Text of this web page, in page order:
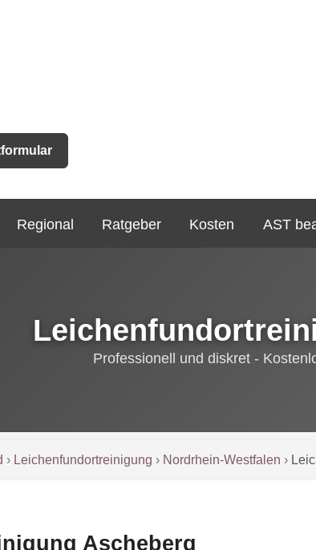
Regional Ratgeber Kosten AST
Professionell und diskret -
› Leichenfundortreinigung › Nordrhein-Westfalen ›
Ascheberg